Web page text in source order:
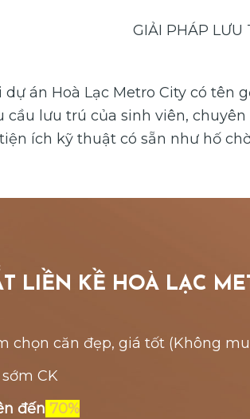
GIẢI PHÁP LƯU
dự án Hoà Lạc Metro City có
cầu lưu trú của sinh viên,
ích kỹ thuật có sẵn như hố
LIỀN KỀ HOÀ LẠC
chọn căn đẹp, giá tốt (Không
CK
đến 70%